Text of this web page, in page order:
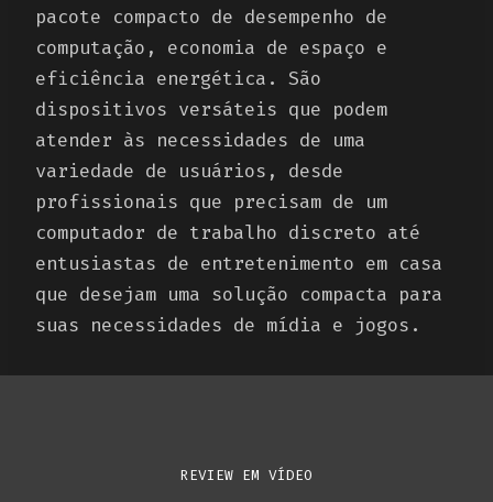
pacote compacto de desempenho de
computação, economia de espaço e
eficiência energética. São
dispositivos versáteis que podem
atender às necessidades de uma
variedade de usuários, desde
profissionais que precisam de um
computador de trabalho discreto até
entusiastas de entretenimento em casa
que desejam uma solução compacta para
suas necessidades de mídia e jogos.
REVIEW EM VÍDEO